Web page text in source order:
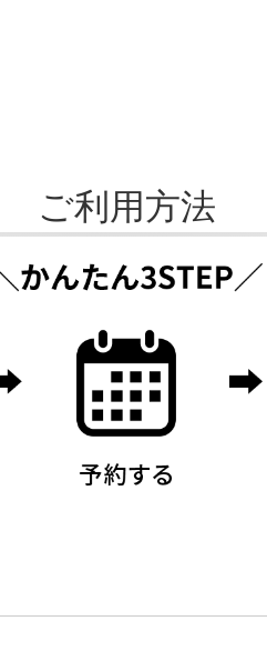
ご利用方法